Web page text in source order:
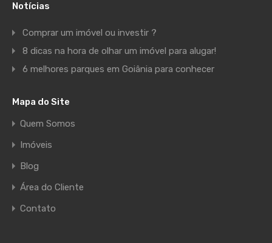
Notícias
Comprar um imóvel ou investir ?
8 dicas na hora de olhar um imóvel para alugar!
6 melhores parques em Goiânia para conhecer
Mapa do Site
Quem Somos
Imóveis
Blog
Área do Cliente
Contato